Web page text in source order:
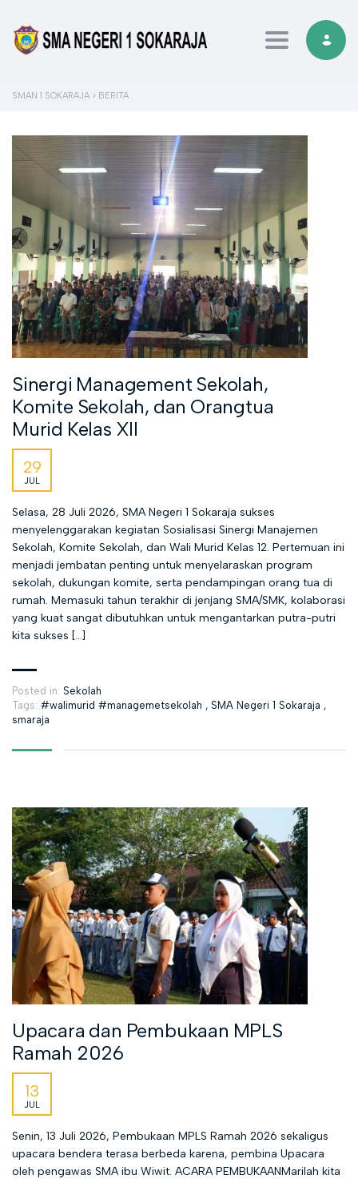
Toggle
SMAN 1 SOKARAJA > BERITA
Sinergi Management Sekolah,
Komite Sekolah, dan Orangtua
Murid Kelas XII
29
JUL
Selasa, 28 Juli 2026, SMA Negeri 1 Sokaraja sukses
menyelenggarakan kegiatan Sosialisasi Sinergi Manajemen
Sekolah, Komite Sekolah, dan Wali Murid Kelas 12. Pertemuan ini
menjadi jembatan penting untuk menyelaraskan program
sekolah, dukungan komite, serta pendampingan orang tua di
rumah. Memasuki tahun terakhir di jenjang SMA/SMK, kolaborasi
yang kuat sangat dibutuhkan untuk mengantarkan putra-putri
kita sukses […]
Posted in: Sekolah
Tags: #walimurid #managemetsekolah , SMA Negeri 1 Sokaraja ,
smaraja
Upacara dan Pembukaan MPLS
Ramah 2026
13
JUL
Senin, 13 Juli 2026, Pembukaan MPLS Ramah 2026 sekaligus
upacara bendera terasa berbeda karena, pembina Upacara
oleh pengawas SMA ibu Wiwit. ACARA PEMBUKAANMarilah kita